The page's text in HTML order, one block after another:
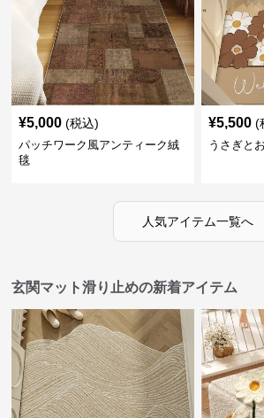
¥5,000 (税込)
パッチワーク風アンティーク絨
毯
¥5,500 (
うさぎと
人気アイテム一覧へ
玄関マット滑り止めの新着アイテム